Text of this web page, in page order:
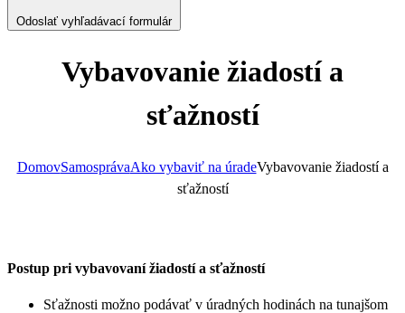
Odoslať vyhľadávací formulár
Vybavovanie žiadostí a
sťažností
DomovSamosprávaAko vybaviť na úradeVybavovanie žiadostí a
sťažností
Postup pri vybavovaní žiadostí a sťažností
Sťažnosti možno podávať v úradných hodinách na tunajšom